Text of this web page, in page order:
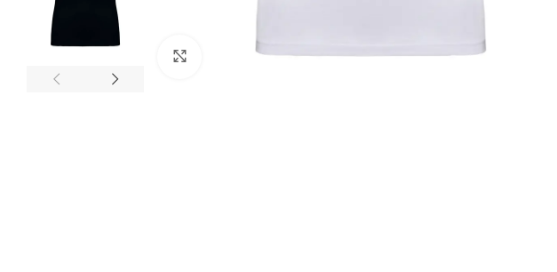
Clicca per ingrandire